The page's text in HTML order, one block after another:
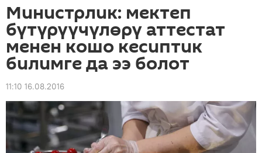
Министрлик: мектеп
бүтүрүүчүлөрү аттестат
менен кошо кесиптик
билимге да ээ болот
11:10 16.08.2016